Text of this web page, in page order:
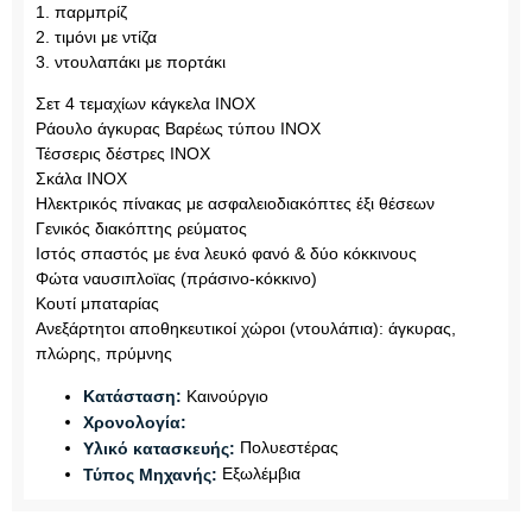
1. παρμπρίζ
2. τιμόνι με ντίζα
3. ντουλαπάκι με πορτάκι
Σετ 4 τεμαχίων κάγκελα ΙΝΟΧ
Ράουλο άγκυρας Βαρέως τύπου ΙΝΟΧ
Τέσσερις δέστρες ΙΝΟΧ
Σκάλα ΙΝΟΧ
Ηλεκτρικός πίνακας με ασφαλειοδιακόπτες έξι θέσεων
Γενικός διακόπτης ρεύματος
Ιστός σπαστός με ένα λευκό φανό & δύο κόκκινους
Φώτα ναυσιπλοϊας (πράσινο-κόκκινο)
Κουτί μπαταρίας
Ανεξάρτητοι αποθηκευτικοί χώροι (ντουλάπια): άγκυρας,
πλώρης, πρύμνης
Κατάσταση: Καινούργιο
Χρονολογία:
Υλικό κατασκευής: Πολυεστέρας
Τύπος Μηχανής: Εξωλέμβια